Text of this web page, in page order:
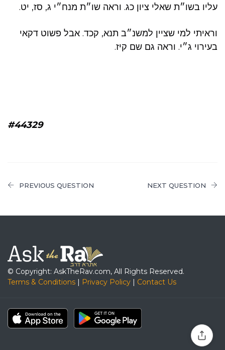
עליו בשו״ת שאלי ציון כג. וראה שו״ת מנח״י ג, סז, יט.
וראיתי למי שציין למשנ״ב תנא, קכד. אבל פשוט דקאי
בעירוי ג״י. וראה גם שם קיז.
#44329
PREVIOUS QUESTION NEXT QUESTION
© Copyright: AskTheRav.com, All Rights Reserved.
Terms & Conditions | Privacy Policy | Contact Us